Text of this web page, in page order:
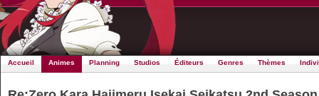
Accueil Animes Planning Studios Éditeurs Genres Thèmes